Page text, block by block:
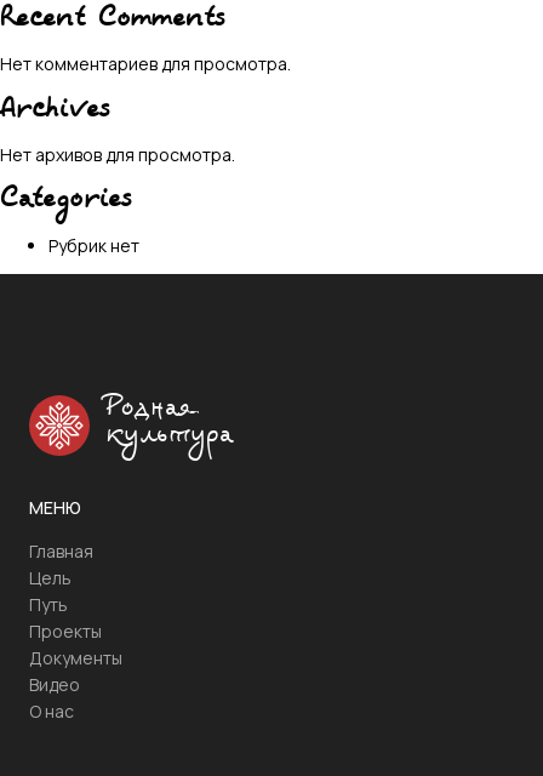
Recent Comments
Нет комментариев для просмотра.
Archives
Нет архивов для просмотра.
Categories
Рубрик нет
Родная
культура
МЕНЮ
Главная
Цель
Путь
Проекты
Документы
Видео
О нас